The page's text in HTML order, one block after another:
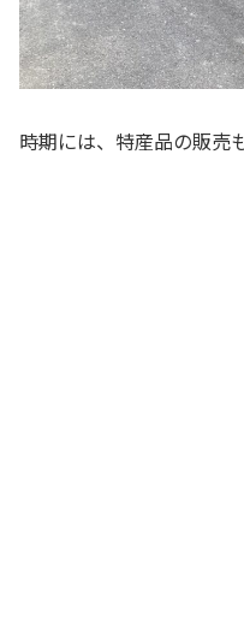
時期には、特産品の販売